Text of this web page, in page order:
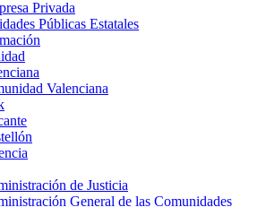
Privada
Públicas Estatales
Valenciana
de Justicia
General de las Comunidades